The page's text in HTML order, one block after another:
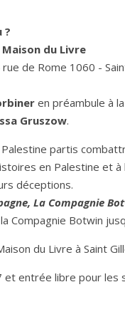
?
Maison du Livre
rue de Rome 1060 -
en préambule à
Gruszow.
partis
en Palestine et
déceptions.
La Compagnie
Botwin
du Livre à Saint
et entrée libre pour les